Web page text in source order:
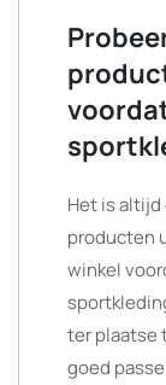
Het is
producten
winkel
ter plaatse
goed